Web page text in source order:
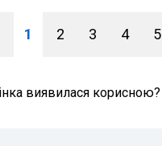
1 2 3 4 5
виявилася корисною?